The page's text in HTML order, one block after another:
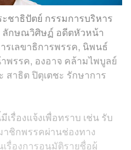
ชาธิปัตย์ กรรมการบริหาร
ลักษณวิศิษฏ์ อดีตหัวหน้า
รเลขาธิการพรรค, นิพนธ์
รรค, องอาจ คล้ามไพบูลย์
สาธิต ปิตุเตชะ รักษาการ
รื่องแจ้งเพื่อทราบ เช่น รับ
าชิกพรรคผ่านช่องทาง
รื่องการอนุมัติรายชื่อผู้